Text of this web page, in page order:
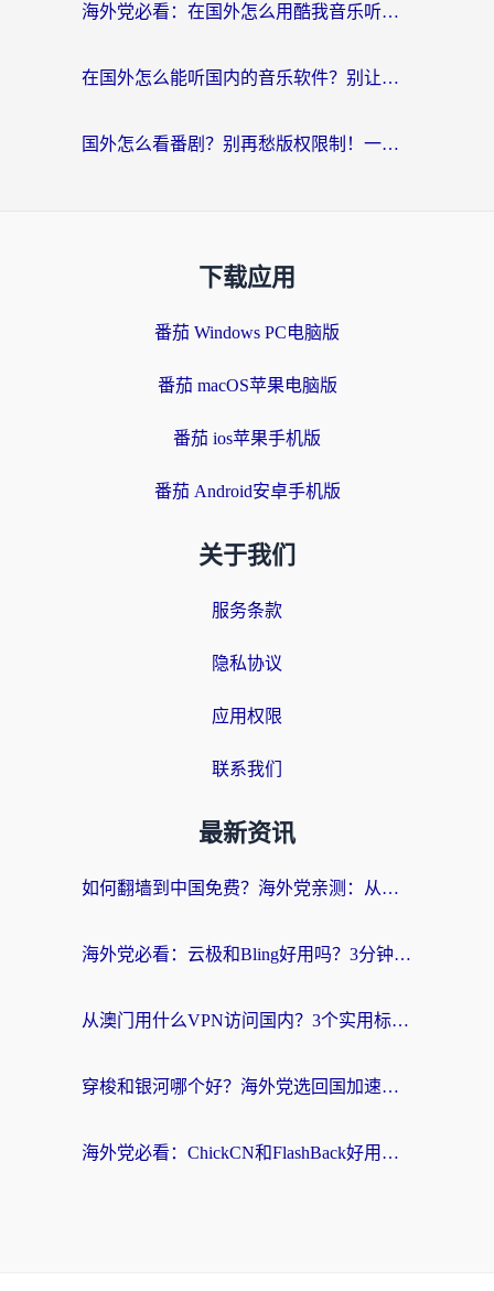
海外党必看：在国外怎么用酷我音乐听音乐？告别“地区不支持”的实用指南
在国外怎么能听国内的音乐软件？别让版权限制断了你的“中文歌单”
国外怎么看番剧？别再愁版权限制！一个工具解决所有回国追剧难题
下载应用
番茄 Windows PC电脑版
番茄 macOS苹果电脑版
番茄 ios苹果手机版
番茄 Android安卓手机版
关于我们
服务条款
隐私协议
应用权限
联系我们
最新资讯
如何翻墙到中国免费？海外党亲测：从踩坑到选对加速器的全攻略
海外党必看：云极和Bling好用吗？3分钟教你选对回国加速器
从澳门用什么VPN访问国内？3个实用标准帮你避开坑，无缝刷剧听歌
穿梭和银河哪个好？海外党选回国加速器的避坑指南，附番茄加速器实测体验
海外党必看：ChickCN和FlashBack好用吗？3招教你选对回国加速器（附云极、HomeCN、斧牛vs艾果对比）